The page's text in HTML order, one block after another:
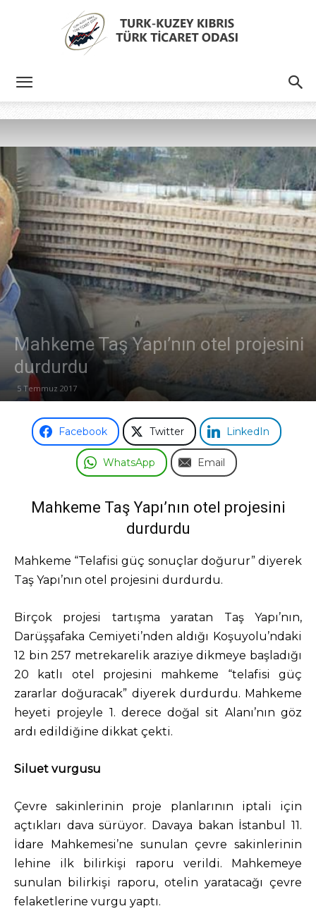
Kıbrıs
Türk
Ticaret
Odası
Mahkeme Taş Yapı’nın otel projesini
durdurdu
5 Temmuz 2017
Facebook Twitter LinkedIn
WhatsApp Email
Mahkeme Taş Yapı’nın otel projesini
durdurdu
Mahkeme “Telafisi güç sonuçlar doğurur” diyerek
Taş Yapı’nın otel projesini durdurdu.
Birçok projesi tartışma yaratan Taş Yapı’nın,
Darüşşafaka Cemiyeti’nden aldığı Koşuyolu’ndaki
12 bin 257 metrekarelik araziye dikmeye başladığı
20 katlı otel projesini mahkeme “telafisi güç
zararlar doğuracak” diyerek durdurdu. Mahkeme
heyeti projeyle 1. derece doğal sit Alanı’nın göz
ardı edildiğine dikkat çekti.
Siluet vurgusu
Çevre sakinlerinin proje planlarının iptali için
açtıkları dava sürüyor. Davaya bakan İstanbul 11.
İdare Mahkemesi’ne sunulan çevre sakinlerinin
lehine ilk bilirkişi raporu verildi. Mahkemeye
sunulan bilirkişi raporu, otelin yaratacağı çevre
felaketlerine vurgu yaptı.